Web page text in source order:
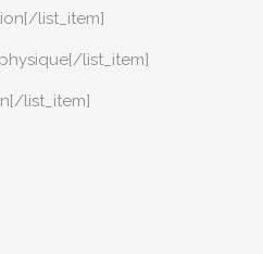
list_item]
list_item]
list_item]